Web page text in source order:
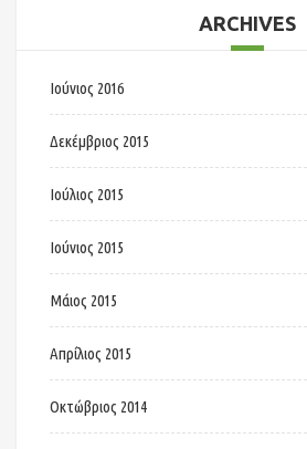
ARCHIVES
Ιούνιος 2016
Δεκέμβριος 2015
Ιούλιος 2015
Ιούνιος 2015
Μάιος 2015
Απρίλιος 2015
Οκτώβριος 2014